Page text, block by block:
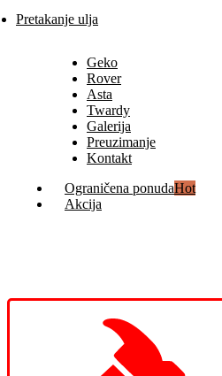
Pretakanje ulja
Geko
Rover
Asta
Twardy
Galerija
Preuzimanje
Kontakt
Ograničena ponudaHot
Akcija